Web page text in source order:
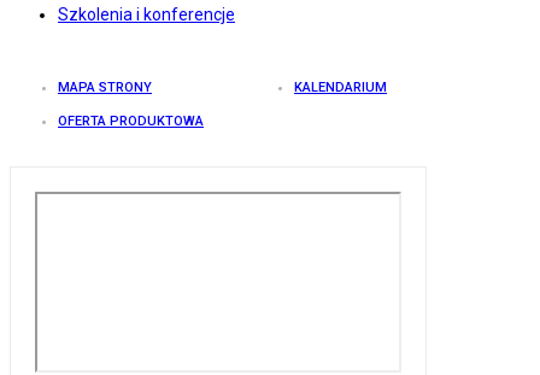
Szkolenia i konferencje
MAPA STRONY KALENDARIUM
OFERTA PRODUKTOWA